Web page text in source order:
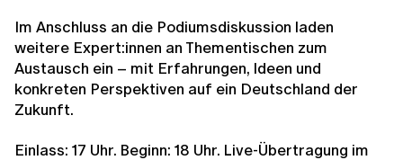
Im Anschluss an die Podiumsdiskussion laden
weitere Expert:innen an Thementischen zum
Austausch ein – mit Erfahrungen, Ideen und
konkreten Perspektiven auf ein Deutschland der
Zukunft.
Einlass: 17 Uhr. Beginn: 18 Uhr. Live-Übertragung im